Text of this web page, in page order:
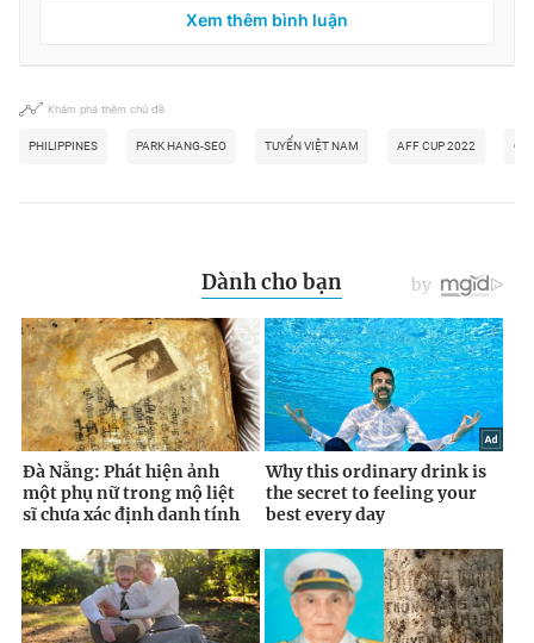
Xem thêm bình luận
Khám phá thêm chủ đề
PHILIPPINES PARK HANG-SEO TUYỂN VIỆT NAM AFF CUP 2022